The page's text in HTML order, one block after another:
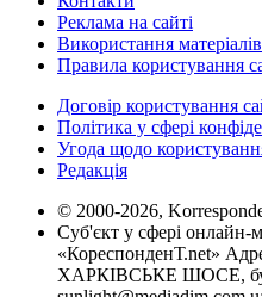
Реклама на сайті
Використання
Правила користування
Договір користування
Політика у сфері
Угода щодо
Редакція
© 2000-2026,
Суб'єкт у сфері онлайн-
«КореспонденТ.net»
ХАРКІВСЬКЕ ШОСЕ,